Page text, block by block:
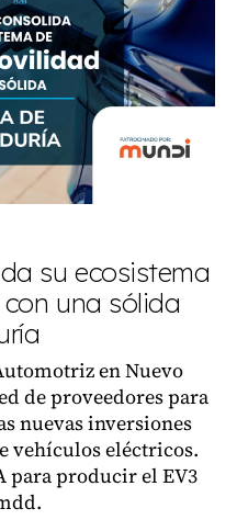
su ecosistema
una sólida
en Nuevo
de proveedores para
nuevas inversiones
vehículos eléctricos.
para producir el EV3